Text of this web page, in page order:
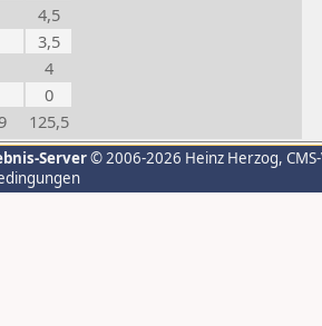
4,5
3,5
4
0
125,5
Server© 2006-2026 Heinz Herzog,